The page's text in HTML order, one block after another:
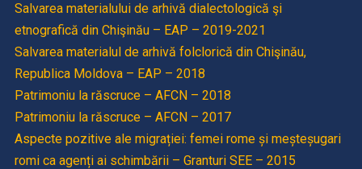
Salvarea materialului de arhivă dialectologică şi
etnografică din Chişinău – EAP – 2019-2021
Salvarea materialul de arhivă folclorică din Chişinău,
Republica Moldova – EAP – 2018
Patrimoniu la răscruce – AFCN – 2018
Patrimoniu la răscruce – AFCN – 2017
Aspecte pozitive ale migrației: femei rome și meșteșugari
romi ca agenți ai schimbării – Granturi SEE – 2015